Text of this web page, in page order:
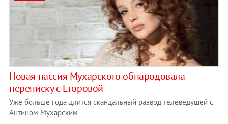
Новая пассия Мухарского обнародовала
переписку с Егоровой
Уже больше года длится скандальный развод телеведущей с
Антином Мухарским